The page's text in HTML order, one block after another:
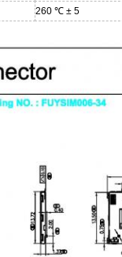
260 ℃ ± 5